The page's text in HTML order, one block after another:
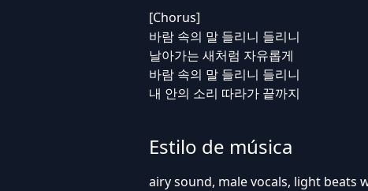
[Chorus]
바람 속의 말 들리니 들리니
날아가는 새처럼 자유롭게
바람 속의 말 들리니 들리니
내 안의 소리 따라가 끝까지
Estilo de música
airy sound, male vocals, light